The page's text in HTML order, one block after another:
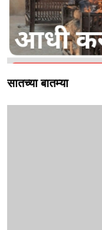
सातच्या बातम्या